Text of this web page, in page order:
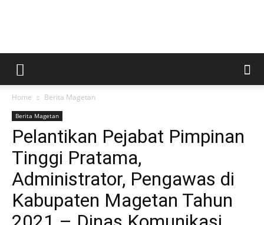
Kabar
Home Berita Magetan
Berita Magetan
Pelantikan Pejabat Pimpinan
Tinggi Pratama,
Administrator, Pengawas di
Kabupaten Magetan Tahun